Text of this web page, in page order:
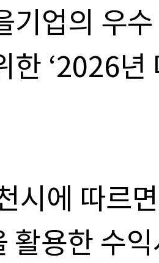
기업의 우
한 ‘2026년
시에 따르
활용한 수